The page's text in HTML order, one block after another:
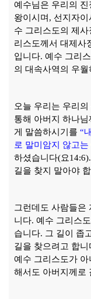
예수님은 우리의 진
왕이시며 , 선지자이
수 그리스도의 제
리스도께서 대제사
입니다. 예수 그리
의 대속사역의 우
오늘 우리는 우리
통해 아버지 하나
게 말씀하시기를 “
로 말미암지 않고
하셨습니다(요14:6).
길을 찾지 말아야
그런데도 사람들은
니다. 예수 그리스
습니다. 그 길이 좁
길을 찾으려고 합니
예수 그리스도가
해서도 아버지께로